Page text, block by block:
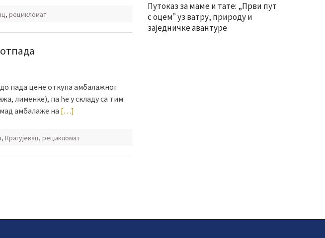
, рецикломат
пада цене откупа амбалажног
лименке), па ће у складу са тим
амбалаже на […]
, Крагујевац, рецикломат
Путоказ за маме и тате: „Први пут
с оцемˮ уз ватру, природу и
заједничке авантуре